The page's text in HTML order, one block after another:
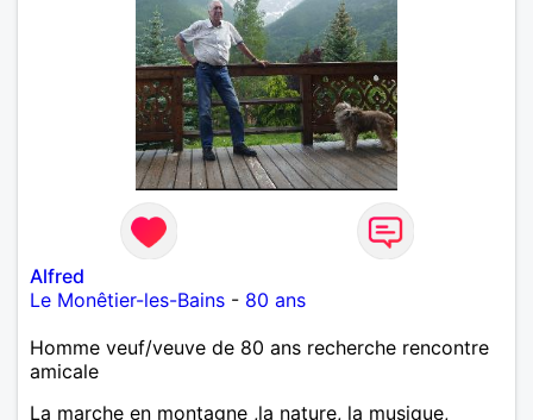
Alfred
Le Monêtier-les-Bains - 80 ans
Homme veuf/veuve de 80 ans recherche rencontre
amicale
La marche en montagne ,la nature, la musique,